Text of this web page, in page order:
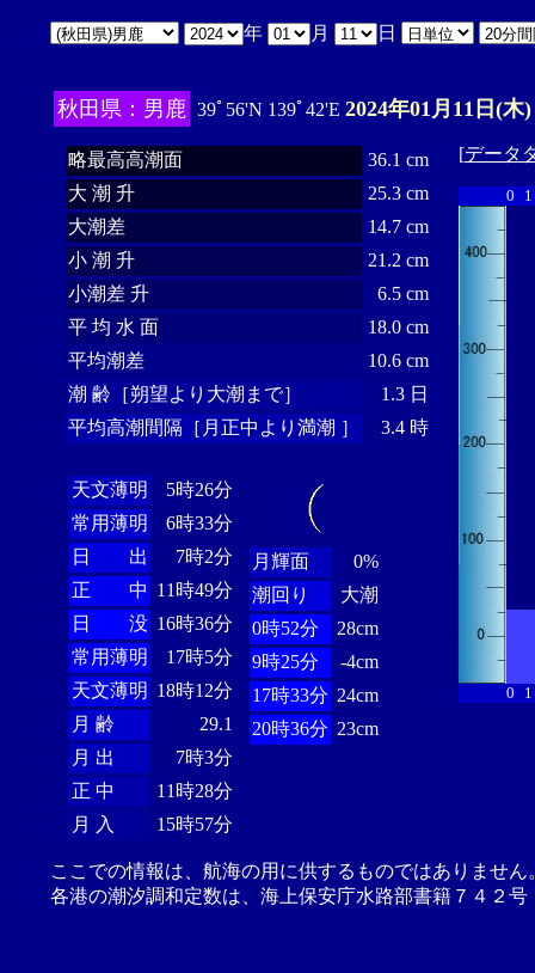
年 月 日
秋田県：男鹿 39ﾟ56'N 139ﾟ42'E 2024年01月11日(木)
略最高高潮面
36.1 cm
大 潮 升
25.3 cm
大潮差
14.7 cm
小 潮 升
21.2 cm
小潮差 升
6.5 cm
平 均 水 面
18.0 cm
平均潮差
10.6 cm
潮 齢［朔望より大潮まで］
1.3 日
平均高潮間隔［月正中より満潮 ］
3.4 時
天文薄明
5時26分
常用薄明
6時33分
日 出
7時2分
正 中 11時49分
日 没 16時36分
常用薄明
17時5分
天文薄明 18時12分
月 齢
29.1
月 出
7時3分
正 中
11時28分
月 入
15時57分
月輝面
0%
潮回り
大潮
0時52分
28cm
9時25分
-4cm
17時33分 24cm
20時36分 23cm
[データ
0 1
0 1
ここでの情報は、航海の用に供するものではありませ
各港の潮汐調和定数は、海上保安庁水路部書籍７４２